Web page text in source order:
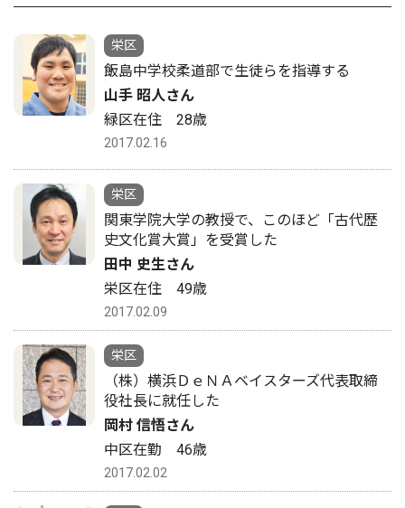
栄区
飯島中学校柔道部で生徒らを指導する
山手 昭人さん
緑区在住 28歳
2017.02.16
栄区
関東学院大学の教授で、このほど「古代歴
史文化賞大賞」を受賞した
田中 史生さん
栄区在住 49歳
2017.02.09
栄区
（株）横浜ＤｅＮＡベイスターズ代表取締
役社長に就任した
岡村 信悟さん
中区在勤 46歳
2017.02.02